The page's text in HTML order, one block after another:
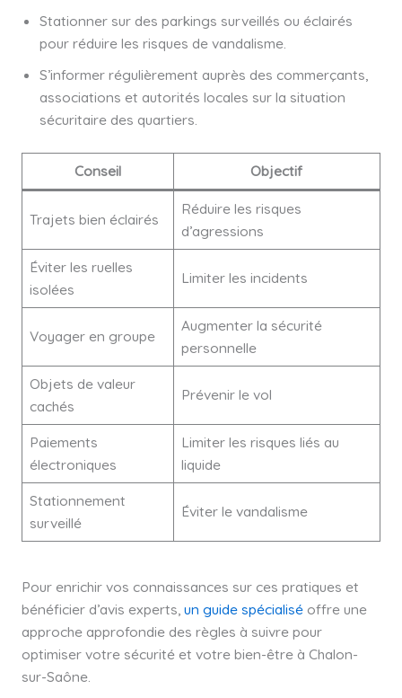
Stationner sur des parkings surveillés ou éclairés
pour réduire les risques de vandalisme.
S’informer régulièrement auprès des commerçants,
associations et autorités locales sur la situation
sécuritaire des quartiers.
Conseil Objectif
Trajets bien éclairés
Réduire les risques
d’agressions
Éviter les ruelles
isolées
Limiter les incidents
Voyager en groupe
Augmenter la sécurité
personnelle
Objets de valeur
cachés
Prévenir le vol
Paiements
électroniques
Limiter les risques liés au
liquide
Stationnement
surveillé
Éviter le vandalisme
Pour enrichir vos connaissances sur ces pratiques et
bénéficier d’avis experts, un guide spécialiséoffre une
approche approfondie des règles à suivre pour
optimiser votre sécurité et votre bien-être à Chalon-
sur-Saône.